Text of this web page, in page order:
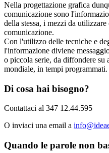
Nella progettazione grafica
comunicazione sono
della stessa, i mezzi da
comunicazione.
Con l'utilizzo delle tecniche e
l'informazione diviene
o piccola serie, da diffondere su
mondiale, in tempi programmati.
Di cosa hai bisogno?
Contattaci al 347 12.44.595
O inviaci una email a
Quando le parole non